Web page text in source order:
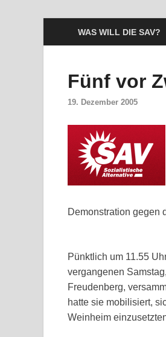
WAS WILL DIE SAV?
Fünf vor
19. Dezember 2005
Demonstration gegen
Pünktlich um 11.55
vergangenen
Freudenberg,
hatte sie mobilisiert,
Weinheim